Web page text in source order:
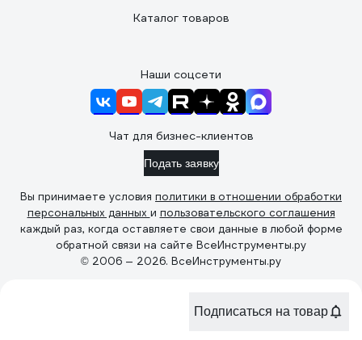
Подписаться на товар
Каталог товаров
Наши соцсети
Чат для бизнес-клиентов
Подать заявку
Вы принимаете условия политики в отношении обработки
персональных данных и пользовательского соглашения
каждый раз, когда оставляете свои данные в любой форме
обратной связи на сайте ВсеИнструменты.ру
© 2006 — 2026. ВсеИнструменты.ру